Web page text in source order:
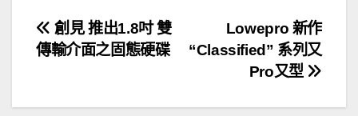
文
章
導
Lowepro 新作
“Classified” 系列又
Pro又型
創見 推出1.8吋 雙
傳輸介面之固態硬碟